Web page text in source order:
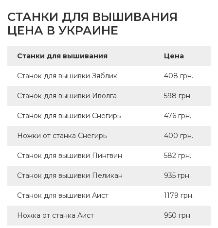
СТАНКИ ДЛЯ ВЫШИВАНИЯ
ЦЕНА В УКРАИНЕ
Станки для вышивания Цена
Станок для вышивки Зяблик 408 грн.
Станок для вышивки Иволга 598 грн.
Станок для вышивки Снегирь 476 грн.
Ножки от станка Снегирь 400 грн.
Станок для вышивки Пингвин 582 грн.
Станок для вышивки Пеликан 935 грн.
Станок для вышивки Аист 1179 грн.
Ножка от станка Аист 950 грн.